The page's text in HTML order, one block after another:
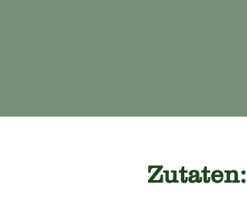
Zutaten: